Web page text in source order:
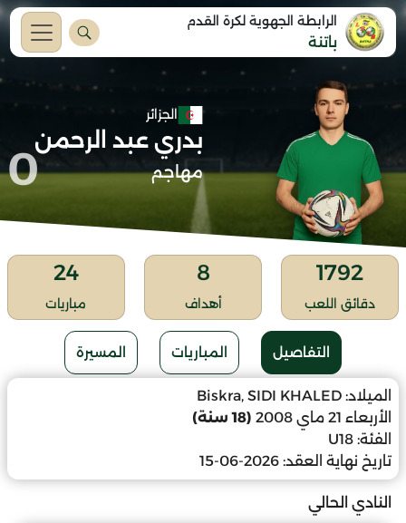
الرابطة الجهوية لكرة القدم
باتنة
الجزائر
بدري عبد الرحمن
مهاجم 0
1792
دقائق اللعب
8
أهداف
24
مباريات
التفاصيل المباريات المسيرة
الميلاد: Biskra, SIDI KHALED
الأربعاء 21 ماي 2008
(18 سنة)
الفئة: U18
تاريخ نهاية العقد: 2026-06-15
النادي الحالي